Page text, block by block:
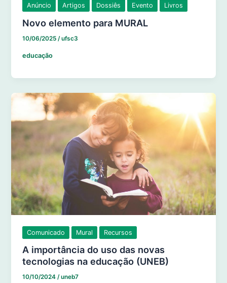
Anúncio Artigos Dossiês Evento Livros
Novo elemento para MURAL
10/06/2025 /ufsc3
educação
Comunicado Mural Recursos
A importância do uso das novas
tecnologias na educação (UNEB)
10/10/2024/uneb7